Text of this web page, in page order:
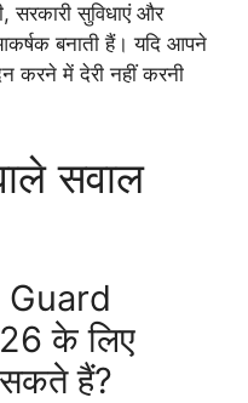
सरकारी सुविधाएं और
बनाती हैं। यदि आपने
करने में देरी नहीं करनी
सवाल
Guard
के लिए
हैं?